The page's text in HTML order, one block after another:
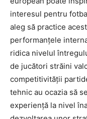
interesul pentru
aleg să practice
performanțele
ridica nivelul
de jucători străini
competitivității
tehnic au ocazia să
experiență la nivel